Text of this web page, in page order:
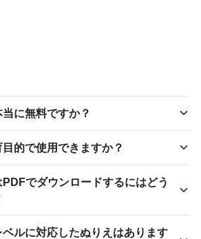
に無料ですか？
的で使用できますか？
でダウンロードするにはどう
ルに対応したぬりえはあります